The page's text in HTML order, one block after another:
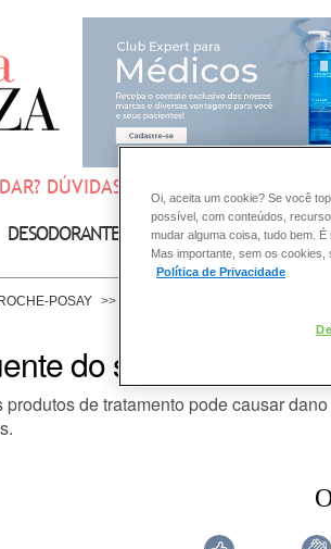
DÚVIDAS SOBRE:
DESODORANTE SOLAR DERMACLUB
POSAY
do shampoo
de tratamento pode causar
Oi, aceita um cookie? Se você
possível, com conteúdos,
mudar alguma coisa, tudo bem.
Mas importante, sem os
Política de Privacidade